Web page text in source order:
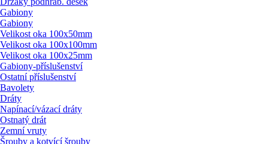
Gabiony
Gabiony
Velikost oka 100x50mm
Velikost oka 100x100mm
Velikost oka 100x25mm
Gabiony-příslušenství
Ostatní příslušenství
Bavolety
Dráty
Napínací/vázací dráty
Ostnatý drát
Zemní vruty
Šrouby a kotvící šrouby